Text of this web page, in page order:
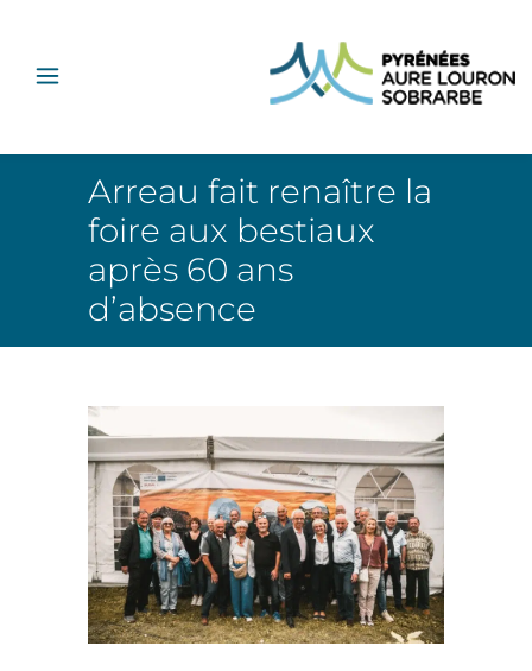
Arreau fait renaître la
foire aux bestiaux
après 60 ans
d’absence